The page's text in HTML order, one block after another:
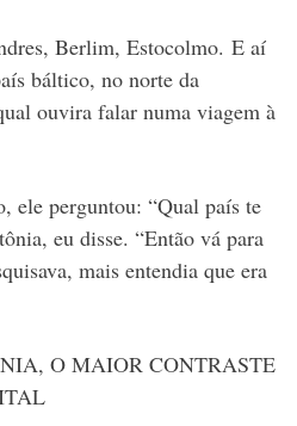
Berlim, Estocolmo. E aí
báltico, no norte da
ouvira falar numa viagem à
ele perguntou: “Qual país te
eu disse. “Então vá para
mais entendia que era
O MAIOR CONTRASTE